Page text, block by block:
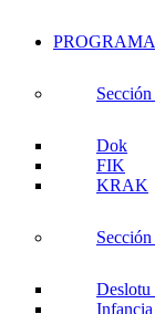
Dok
FIK
KRAK
Deslotu